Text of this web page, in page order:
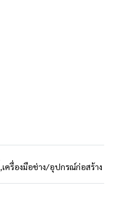
,เครื่องมือช่าง/อุปกรณ์ก่อสร้าง